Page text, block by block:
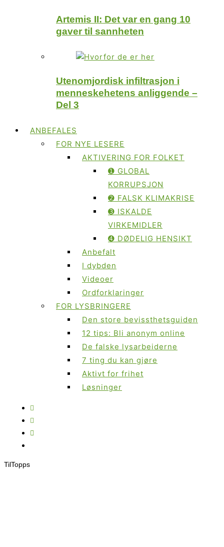
Artemis II: Det var en gang 10
gaver til sannheten
Utenomjordisk infiltrasjon i
menneskehetens anliggende –
Del 3
ANBEFALES
FOR NYE LESERE
AKTIVERING FOR FOLKET
➊ GLOBAL
KORRUPSJON
➋ FALSK KLIMAKRISE
➌ ISKALDE
VIRKEMIDLER
➍ DØDELIG HENSIKT
Anbefalt
I dybden
Videoer
Ordforklaringer
FOR LYSBRINGERE
Den store bevissthetsguiden
12 tips: Bli anonym online
De falske lysarbeiderne
7 ting du kan gjøre
Aktivt for frihet
Løsninger
TilTopps